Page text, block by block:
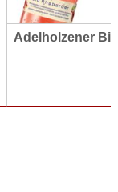
Adelholzener